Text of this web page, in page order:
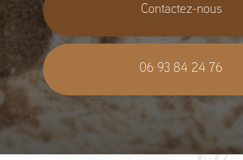
Contactez-nous
06 93 84 24 76